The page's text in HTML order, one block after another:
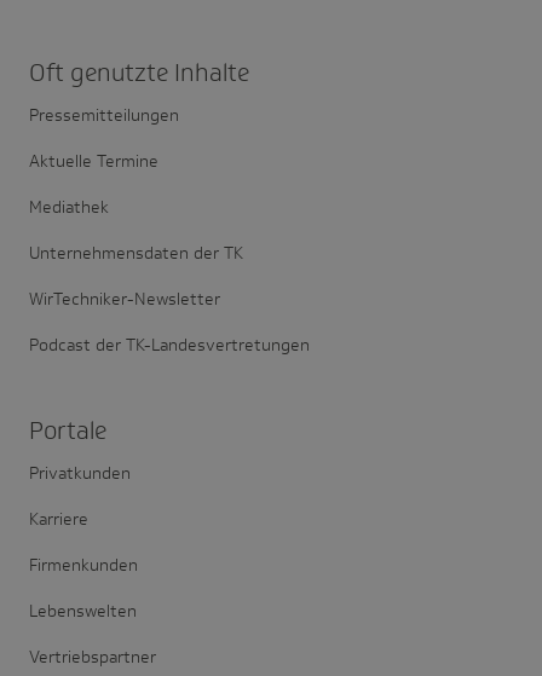
Oft genutzte Inhalte
Pressemitteilungen
Aktuelle Termine
Mediathek
Unternehmensdaten der TK
WirTechniker-Newsletter
Podcast der TK-Landesvertretungen
Portale
Privatkunden
Karriere
Firmenkunden
Lebenswelten
Vertriebspartner